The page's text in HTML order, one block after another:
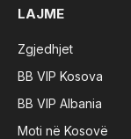
LAJME
Zgjedhjet
BB VIP Kosova
BB VIP Albania
Moti në Kosovë